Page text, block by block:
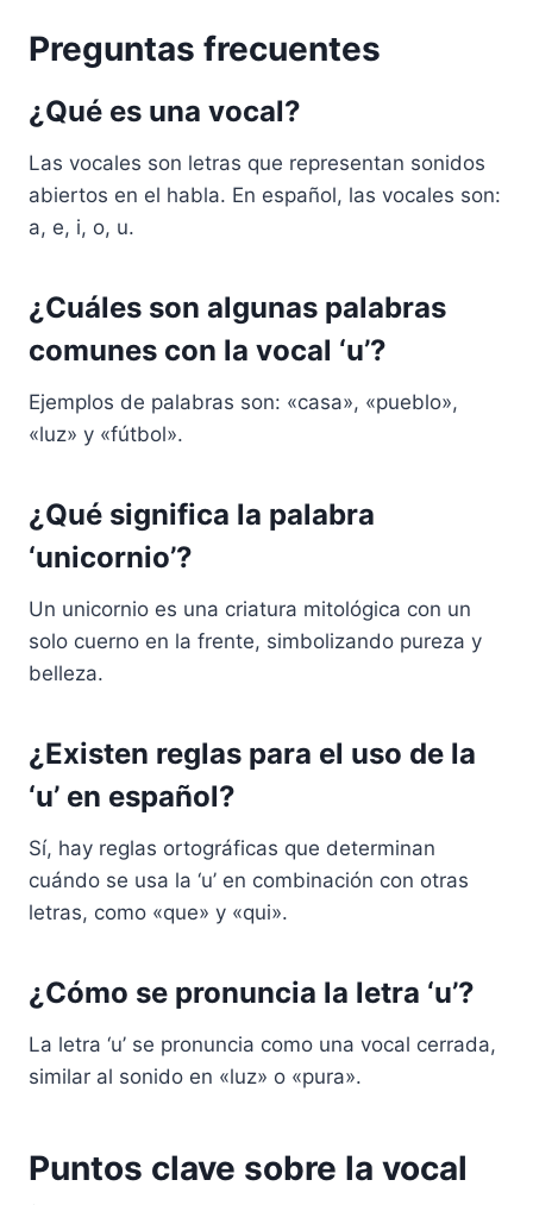
Preguntas frecuentes
¿Qué es una vocal?
Las vocales son letras que representan sonidos
abiertos en el habla. En español, las vocales son:
a, e, i, o, u.
¿Cuáles son algunas palabras
comunes con la vocal ‘u’?
Ejemplos de palabras son: «casa», «pueblo»,
«luz» y «fútbol».
¿Qué significa la palabra
‘unicornio’?
Un unicornio es una criatura mitológica con un
solo cuerno en la frente, simbolizando pureza y
belleza.
¿Existen reglas para el uso de la
‘u’ en español?
Sí, hay reglas ortográficas que determinan
cuándo se usa la ‘u’ en combinación con otras
letras, como «que» y «qui».
¿Cómo se pronuncia la letra ‘u’?
La letra ‘u’ se pronuncia como una vocal cerrada,
similar al sonido en «luz» o «pura».
Puntos clave sobre la vocal